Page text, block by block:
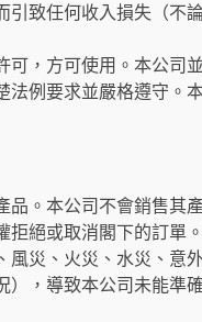
致任何收入損失（不
，方可使用。本公司
例要求並嚴格遵守。
。本公司不會銷售其
絕或取消閣下的訂單。
災、火災、水災、意
，導致本公司未能準